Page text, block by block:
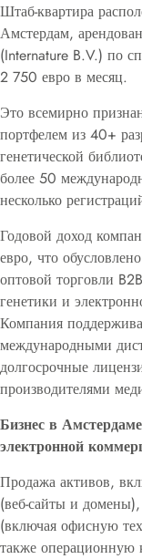
Штаб-квартира
Амстердам,
(Internature B.V.) по
2 750 евро в месяц.
Это всемирно
портфелем из 40+
генетической
более 50
несколько
Годовой доход
евро, что
оптовой торговли
генетики и
Компания
международными
долгосрочные
производителями
Бизнес в
электронной
Продажа активов,
(веб-сайты и
(включая офисную
также операционную